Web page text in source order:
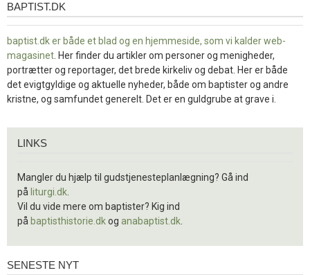
baptist.dk
BAPTIST.DK
baptist.dk er både et blad og en hjemmeside, som vi kalder web-
magasinet . Her finder du artikler om personer og menigheder,
portrætter og reportager, det brede kirkeliv og debat. Her er både
det evigtgyldige og aktuelle nyheder, både om baptister og andre
kristne, og samfundet generelt. Det er en guldgrube at grave i.
LINKS
Mangler du hjælp til gudstjenesteplanlægning? Gå ind
på liturgi.dk
Vil du vide mere om baptister? Kig ind
på baptisthistorie.dkog anabaptist.dk
Seneste
SENESTE NYT